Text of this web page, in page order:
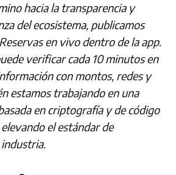
hacia la transparencia y
del ecosistema, publicamos
en vivo dentro de la app.
verificar cada 10 minutos en
con montos, redes y
estamos trabajando en una
en criptografía y de código
el estándar de